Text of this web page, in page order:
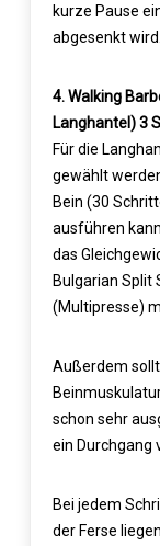
kurze Pause
abgesenkt wird.
4. Walking
Langhantel) 3
Für die
gewählt
Bein (30
ausführen
das
Bulgarian Split
(Multipresse)
Außerdem
schon sehr
ein Durchgang
Bei jedem
der Ferse